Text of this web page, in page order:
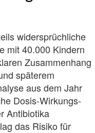
widersprüchliche
mit 40.000 Kindern
Zusammenhang
späterem
aus dem Jahr
Dosis-Wirkungs-
Antibiotika
das Risiko für